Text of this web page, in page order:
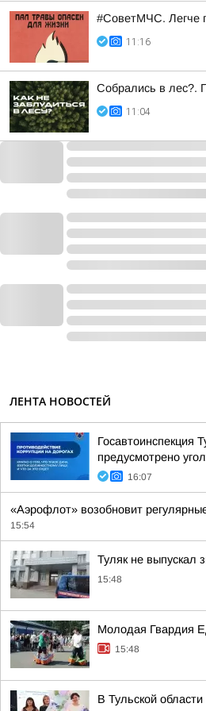
#СоветМЧС. Легче
11:16
Собрались в лес?.
11:04
ЛЕНТА НОВОСТЕЙ
Госавтоинспекция
предусмотрено
16:07
«Аэрофлот» возобновит
15:54
Туляк не выпускал
15:48
Молодая Гвардия
15:48
В Тульской